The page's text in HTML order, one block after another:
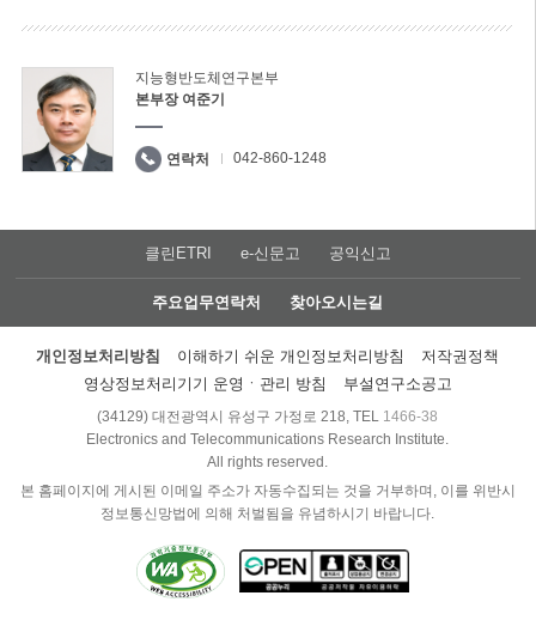
지능형반도체연구본부
본부장 여준기
연락처 042-860-1248
클린ETRI e-신문고 공익신고
주요업무연락처 찾아오시는길
개인정보처리방침 이해하기 쉬운 개인정보처리방침
저작권정책
영상정보처리기기 운영ㆍ관리 방침
부설연구소공고
(34129) 대전광역시 유성구 가정로 218, TEL 1466-38
Electronics and Telecommunications Research Institute.
All rights reserved.
본 홈페이지에 게시된 이메일 주소가 자동수집되는 것을 거부하며, 이를 위반시
정보통신망법에 의해 처벌됨을 유념하시기 바랍니다.